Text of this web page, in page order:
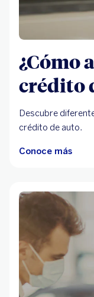
¿Cómo
crédito
Descubre
crédito de auto.
Conoce más